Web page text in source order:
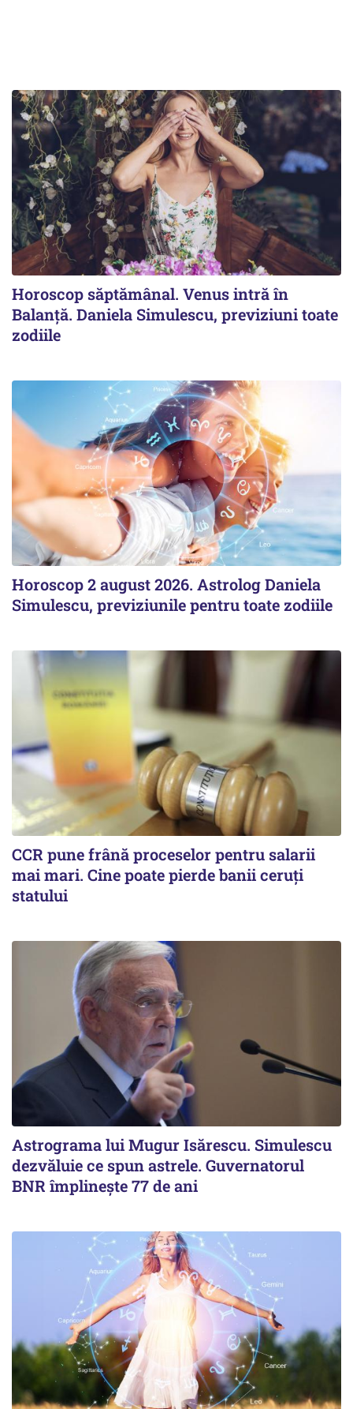
Horoscop săptămânal. Venus intră în
Balanță. Daniela Simulescu, previziuni toate
zodiile
Horoscop 2 august 2026. Astrolog Daniela
Simulescu, previziunile pentru toate zodiile
CCR pune frână proceselor pentru salarii
mai mari. Cine poate pierde banii ceruți
statului
Astrograma lui Mugur Isărescu. Simulescu
dezvăluie ce spun astrele. Guvernatorul
BNR împlinește 77 de ani